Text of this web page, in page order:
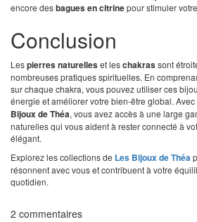
encore desbagues en citrinepour stimuler
Conclusion
Lespierres naturelleset leschakrassont
nombreuses pratiques spirituelles. En
sur chaque chakra, vous pouvez utiliser ces
énergie et améliorer votre bien-être global.
Bijoux de Théa, vous avez accès à une large
naturelles qui vous aident à rester connecté à
élégant.
Explorez les collections de Les Bijoux de Théa
résonnent avec vous et contribuent à votre
quotidien.
2 commentaires